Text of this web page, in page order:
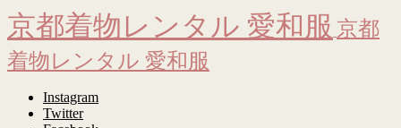
京都着物レンタル 愛和服 京都
着物レンタル 愛和服
Instagram
Twitter